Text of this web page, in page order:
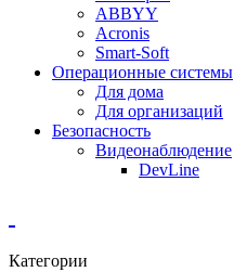
ABBYY
Acronis
Smart-Soft
Операционные системы
Для дома
Для организаций
Безопасность
Видеонаблюдение
DevLine
Категории